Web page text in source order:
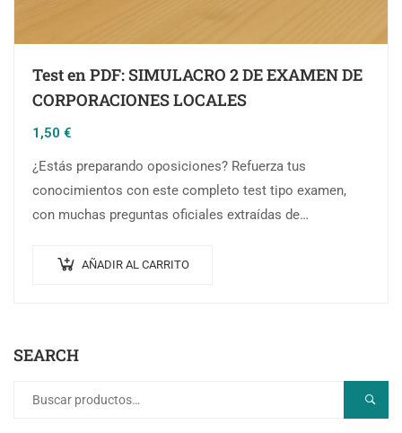
Test en PDF: SIMULACRO 2 DE EXAMEN DE
CORPORACIONES LOCALES
1,50 €
¿Estás preparando oposiciones? Refuerza tus
conocimientos con este completo test tipo examen,
con muchas preguntas oficiales extraídas de
Ayuntamientos y Diputaciones de la Comunidad…
AÑADIR AL CARRITO
SEARCH